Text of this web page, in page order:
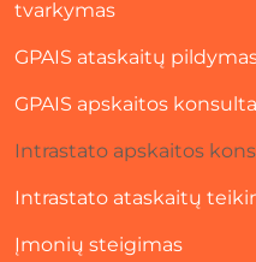
tvarkymas
GPAIS ataskaitų
GPAIS apskaitos
Intrastato apskaitos
Intrastato ataskaitų
Įmonių steigimas